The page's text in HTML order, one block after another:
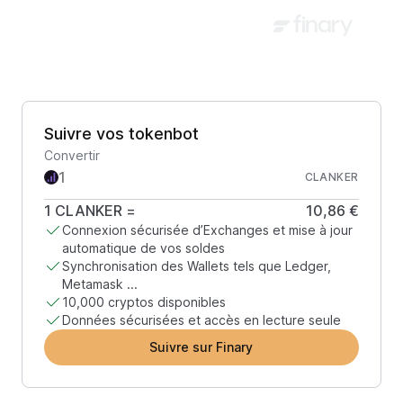
Suivre vos tokenbot
Convertir
CLANKER
1 CLANKER = 10,86 €
Connexion sécurisée d’Exchanges et mise à jour
automatique de vos soldes
Synchronisation des Wallets tels que Ledger,
Metamask ...
10,000 cryptos disponibles
Données sécurisées et accès en lecture seule
Suivre sur Finary